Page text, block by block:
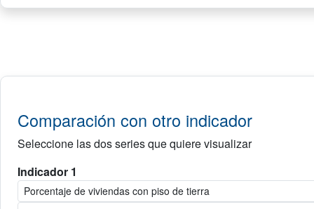
Comparación con otro indicador
Seleccione las dos series que quiere visualizar
Indicador 1